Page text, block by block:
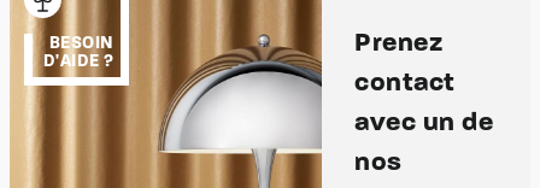
BESOIN
D'AIDE ?
Prenez
contact
avec un de
nos